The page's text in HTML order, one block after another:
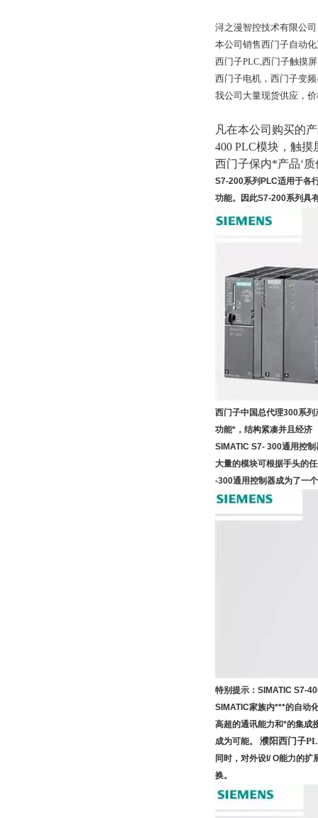
浔之漫智控技术有限公
本公司销售西门子自动
西门子PLC,西门子触摸
西门子电机，西门子变
我公司大量现货供应，
凡在本公司购买的
400 PLC模块，触
西门子保内*产品‘
S7-200系列PLC适用于各
功能。因此S7-200系列具
西门子中国总代理300系列
功能*，结构紧凑并且经济
SIMATIC S7- 300通用控
大量的模块可根据手头的
-300通用控制器成为了一
特别提示： SIMATIC S7-
SIMATIC家族内***的自动
高超的通讯能力和*的集成
成为可能。
濮阳西门子
同时，对外设I/ O能力的
换。